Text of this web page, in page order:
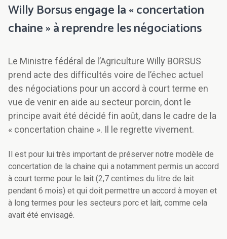
Willy Borsus engage la « concertation
chaine » à reprendre les négociations
Le Ministre fédéral de l’Agriculture Willy BORSUS
prend acte des difficultés voire de l’échec actuel
des négociations pour un accord à court terme en
vue de venir en aide au secteur porcin, dont le
principe avait été décidé fin août, dans le cadre de la
« concertation chaine ». Il le regrette vivement.
Il est pour lui très important de préserver notre modèle de
concertation de la chaine qui a notamment permis un accord
à court terme pour le lait (2,7 centimes du litre de lait
pendant 6 mois) et qui doit permettre un accord à moyen et
à long termes pour les secteurs porc et lait, comme cela
avait été envisagé.